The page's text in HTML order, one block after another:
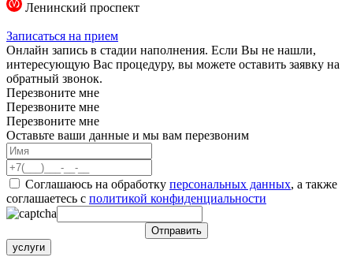
Ленинский проспект
Записаться на прием
Онлайн запись в стадии наполнения. Если Вы не нашли,
интересующую Вас процедуру, вы можете оставить заявку на
обратный звонок.
Перезвоните мне
Перезвоните мне
Перезвоните мне
Оставьте ваши данные и мы вам перезвоним
Соглашаюсь на обработку персональных данных, а также
соглашаетесь c политикой конфиденциальности
услуги